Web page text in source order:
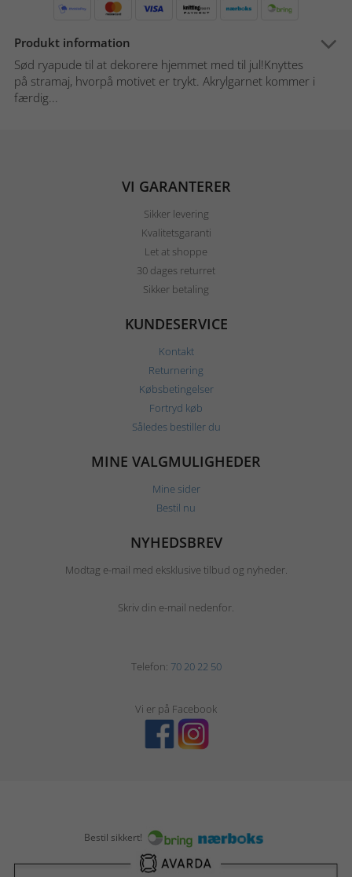
Produkt information
Sød ryapude til at dekorere hjemmet med til jul!Knyttes
på stramaj, hvorpå motivet er trykt. Akrylgarnet kommer i
færdig...
VI GARANTERER
Sikker levering
Kvalitetsgaranti
Let at shoppe
30 dages returret
Sikker betaling
KUNDESERVICE
Kontakt
Returnering
Købsbetingelser
Fortryd køb
Således bestiller du
MINE VALGMULIGHEDER
Mine sider
Bestil nu
NYHEDSBREV
Modtag e-mail med eksklusive tilbud og nyheder.
Skriv din e-mail nedenfor.
Telefon: 70 20 22 50
Vi er på Facebook
Bestil sikkert!